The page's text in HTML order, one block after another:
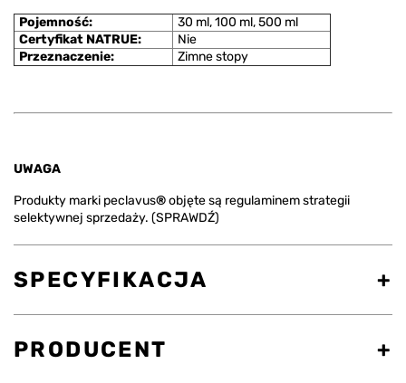
Pojemność:
30 ml, 100 ml, 500 ml
Certyfikat NATRUE:
Nie
Przeznaczenie:
Zimne stopy
UWAGA
Produkty marki peclavus®objęte są regulaminem strategii
selektywnej sprzedaży. (SPRAWDŹ)
SPECYFIKACJA
PRODUCENT